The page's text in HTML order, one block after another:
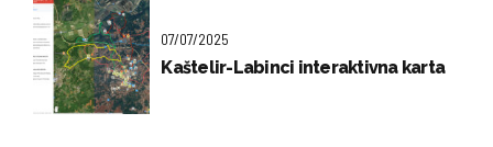
07/07/2025
Kaštelir-Labinci interaktivna karta